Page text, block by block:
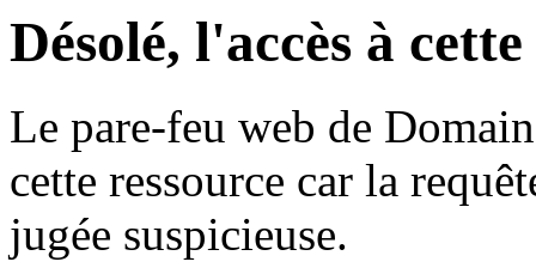
Désolé, l'accès à
Le pare-feu web de
cette ressource car la
jugée suspicieuse.